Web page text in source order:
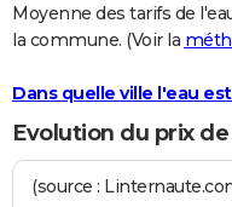
Bricolage
Lifestyle
Culture
Sport
Auto
Television
Voyage
Cinema
Moyenne des tarifs de
la commune. (Voir la
Dans quelle ville l'eau
Evolution du prix
(source :